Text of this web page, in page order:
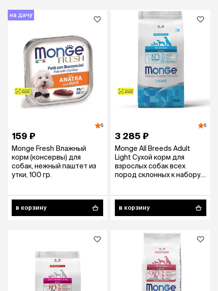
на дачу
5
159 ₽
Monge Fresh Влажный
корм (консервы) для
собак, нежный паштет из
утки, 100 гр.
в корзину
5
3 285 ₽
Monge All Breeds Adult
Light Сухой корм для
взрослых собак всех
пород склонных к набору
в корзину